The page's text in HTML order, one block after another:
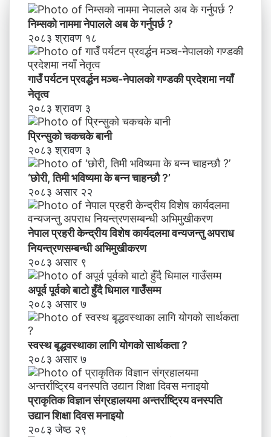
य
वि
शे
ष
का
र्य
द
ल
मा
व
न्य
ज
न्तु
अ
प
रा
ध
नि
य
न्त्र
ण
स
म्ब
न्धी
भि
खी
क
र
ण
निम्सकाे नाममा नेपालले अब के गर्नुपर्छ ?
२०८३ श्रावण १८
गाउँ पर्यटन प्रवर्द्धन मञ्च-नेपालकाे गण्डकी प्रदेशमा नयाँ
नेतृत्व
२०८३ श्रावण ३
प्रिन्सुको चकचके बानी
२०८३ श्रावण ३
‘छोरी, तिमी भविष्यमा के बन्न चाहन्छौ ?’
२०८३ असार २२
नेपाल प्रहरी केन्द्रीय विशेष कार्यदलमा वन्यजन्तु अपराध
नियन्त्रणसम्बन्धी अभिमुखीकरण
२०८३ असार ९
अपूर्व पूर्वको बाटो हुँदै धिमाल गाउँसम्म
२०८३ असार ७
स्वस्थ बृद्धवस्थाका लागि योगको सार्थकता ?
२०८३ असार ७
प्राकृतिक विज्ञान संग्रहालयमा अन्तर्राष्ट्रिय वनस्पति
उद्यान शिक्षा दिवस मनाइयाे
२०८३ जेष्ठ २९